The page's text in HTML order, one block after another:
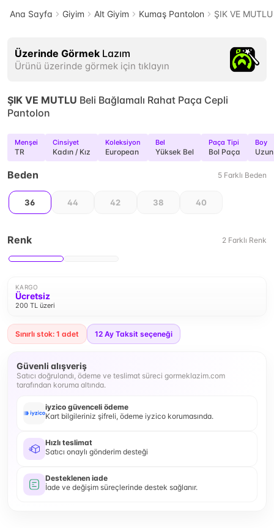
Ana Sayfa Giyim Alt Giyim Kumaş Pantolon ŞIK VE
Üzerinde Görmek Lazım
Ürünü üzerinde görmek için tıklayın
ŞIK VE MUTLU Beli Bağlamalı Rahat Paça Cepli
Pantolon
Menşei
TR
Cinsiyet
Kadın / Kız
Koleksiyon
European
Bel
Yüksek Bel
Paça Tipi
Bol Paça
Boy
Uzun
Beden 5 Farklı Beden
36 44 42 38 40
Renk 2 Farklı Renk
KARGO
Ücretsiz
200 TL üzeri
Sınırlı stok: 1 adet 12 Ay Taksit seçeneği
Güvenli alışveriş
Satıcı doğrulandı, ödeme ve teslimat süreci gormeklazim.com
tarafından koruma altında.
iyzico güvenceli ödeme
Kart bilgileriniz şifreli, ödeme iyzico korumasında.
Hızlı teslimat
Satıcı onaylı gönderim desteği
Desteklenen iade
İade ve değişim süreçlerinde destek sağlanır.